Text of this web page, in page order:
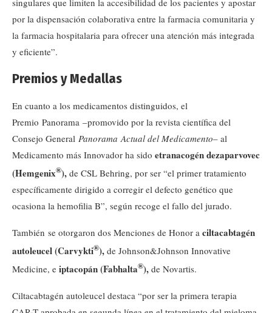
por la dispensación colaborativa entre la farmacia comunitaria y
la farmacia hospitalaria para ofrecer una atención más integrada
y eficiente”.
Premios y Medallas
En cuanto a los medicamentos distinguidos, el
Premio Panorama –promovido por la revista científica del
Consejo General Panorama Actual del Medicamento– al
Medicamento más Innovador ha sido etranacogén dezaparvovec
(Hemgenix®), de CSL Behring, por ser “el primer tratamiento
específicamente dirigido a corregir el defecto genético que
ocasiona la hemofilia B”, según recoge el fallo del jurado.
También se otorgaron dos Menciones de Honor a ciltacabtagén
autoleucel (Carvykti®), de Johnson&Johnson Innovative
Medicine, e iptacopán (Fabhalta®), de Novartis.
Ciltacabtagén autoleucel destaca “por ser la primera terapia